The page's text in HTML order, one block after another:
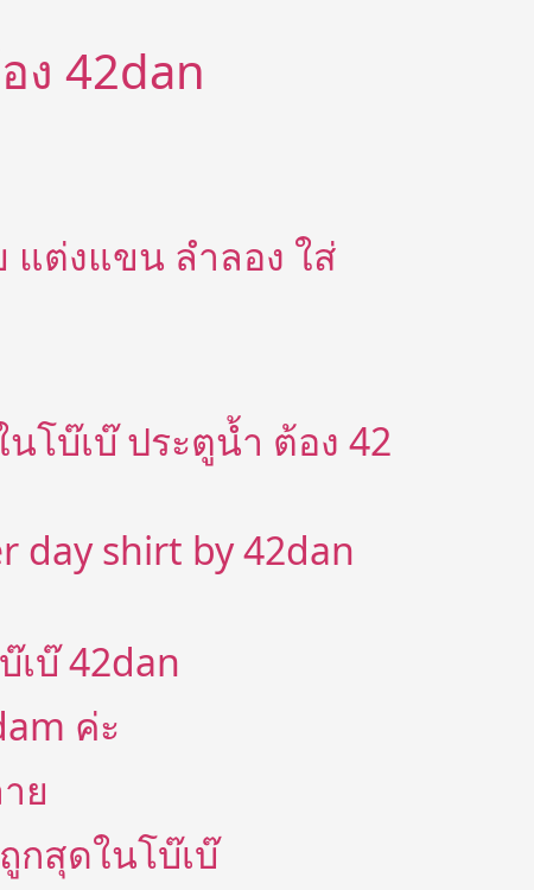
ง 42dan
แต่งแขน ลำลอง ใส่
โบ๊เบ๊ ประตูน้ำ ต้อง 42
day shirt by 42dan
เบ๊ 42dan
ค่ะ
ย
กสุดในโบ๊เบ๊